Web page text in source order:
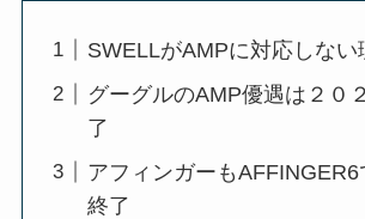
SWELLがAMPに対応しない
グーグルのAMP優遇は２０
了
アフィンガーもAFFINGER6
終了